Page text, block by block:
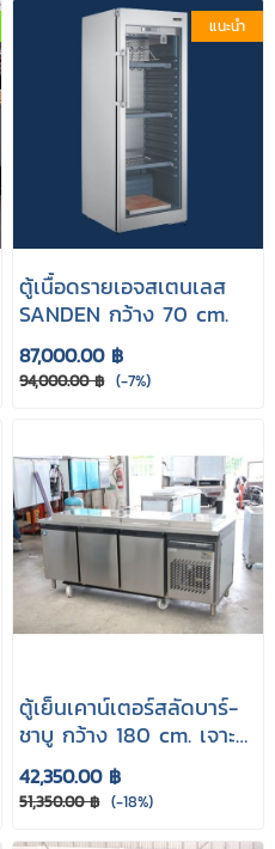
แนะนำ
ตู้เนื้อดรายเอจสเตนเลส
SANDEN กว้าง 70 cm.
87,000.00 ฿
94,000.00 ฿ (-7%)
ตู้เย็นเคาน์เตอร์สลัดบาร์-
ชาบู กว้าง 180 cm. เจาะ
หน้าท๊อปรับถาด GN
42,350.00 ฿
51,350.00 ฿ (-18%)